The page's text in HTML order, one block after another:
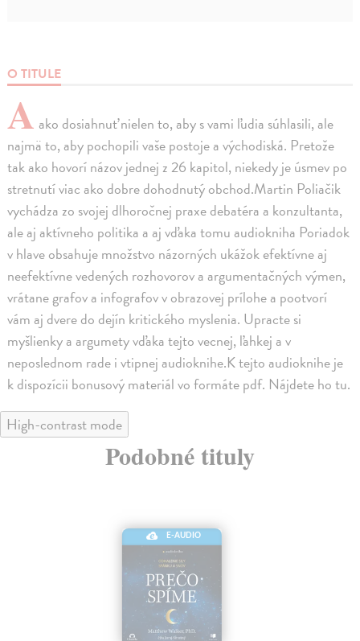
O TITULE
A ako dosiahnuť nielen to, aby s vami ľudia súhlasili, ale
najmä to, aby pochopili vaše postoje a východiská. Pretože
tak ako hovorí názov jednej z 26 kapitol, niekedy je úsmev po
stretnutí viac ako dobre dohodnutý obchod.Martin Poliačik
vychádza zo svojej dlhoročnej praxe debatéra a konzultanta,
ale aj aktívneho politika a aj vďaka tomu audiokniha Poriadok
v hlave obsahuje množstvo názorných ukážok efektívne aj
neefektívne vedených rozhovorov a argumentačných výmen,
vrátane grafov a infografov v obrazovej prílohe a pootvorí
vám aj dvere do dejín kritického myslenia. Upracte si
myšlienky a argumety vďaka tejto vecnej, ľahkej a v
neposlednom rade i vtipnej audioknihe.K tejto audioknihe je
k dispozícii bonusový materiál vo formáte pdf. Nájdete ho tu.
High-contrast mode
Podobné tituly
E-AUDIO